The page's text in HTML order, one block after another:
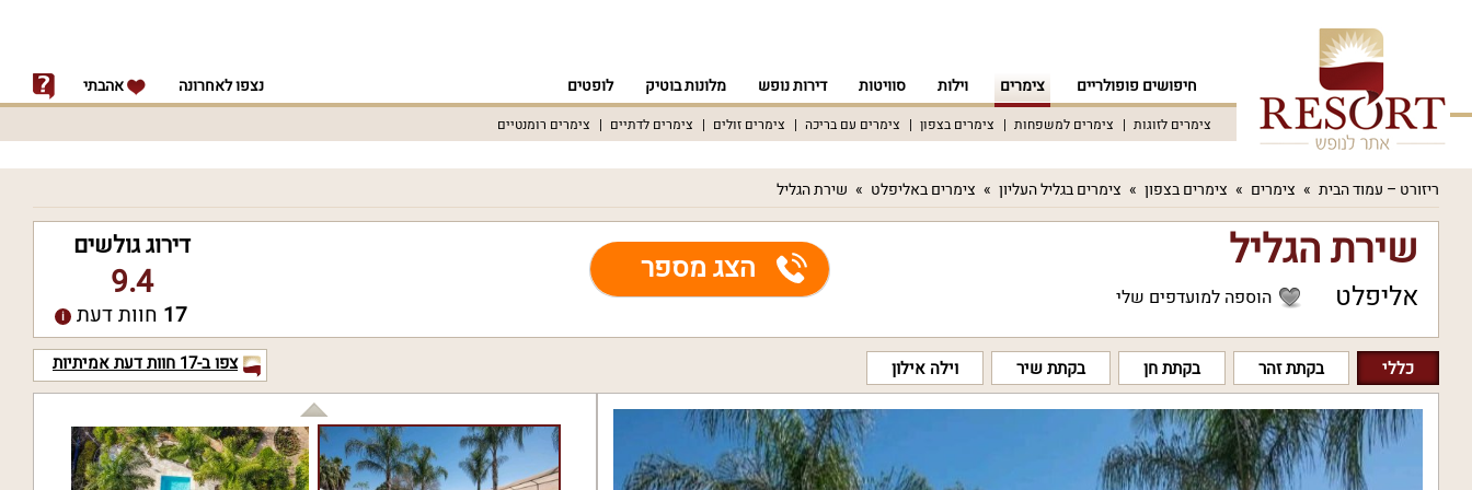
חיפושים פופולריים צימרים וילות סוויטות דירות נופש מלונות בוטיק לופטים נצפו לאחרונה אהבתי
צימרים לזוגות צימרים למשפחות צימרים בצפון צימרים עם בריכה צימרים זולים צימרים לדתיים צימרים רומנטיים
ריזורט – עמוד הבית צימרים צימרים בצפון צימרים בגליל העליון צימרים באליפלט שירת הגליל
שירת הגליל
אליפלט הוספה למועדפים שלי
הצג מספר
דירוג גולשים
9.4
17 חוות דעת
כללי בקתת זהר בקתת חן בקתת שיר וילה אילון צפו ב-17 חוות דעת אמיתיות